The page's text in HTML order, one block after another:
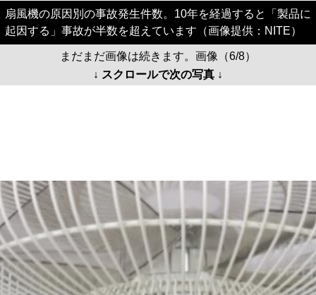
扇風機の原因別の事故発生件数。10年を経過すると「製品に
起因する」事故が半数を超えています（画像提供：NITE）
まだまだ画像は続きます。画像（6/8）
↓ スクロールで次の写真 ↓